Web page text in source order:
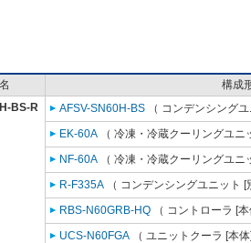
構成
BS-R
AFSV-SN60H-BS （ コンデンシング
EK-60A （ 冷凍・冷蔵クーリングユニ
NF-60A （ 冷凍・冷蔵クーリングユニ
R-F335A （ コンデンシングユニット [
RBS-N60GRB-HQ （ コントローラ [
UCS-N60FGA （ ユニットクーラ [本体